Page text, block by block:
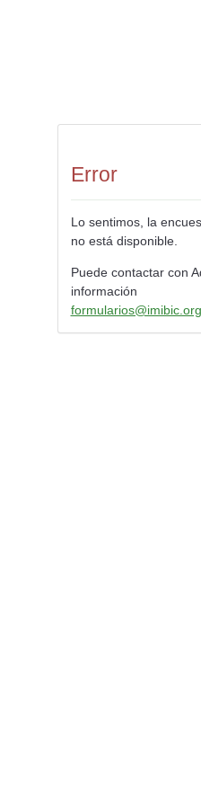
Error
Lo sentimos, la
no está disponible.
Puede contactar con
información
formularios@imibic.org